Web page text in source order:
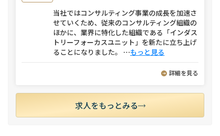
当社ではコンサルティング事業の成長を加速さ
せていくため、従来のコンサルティング組織の
ほかに、業界に特化した組織である「インダス
トリーフォーカスユニット」を新たに立ち上げ
ることになりました。 ⋯もっと見る
詳細を見る
求人をもっとみる